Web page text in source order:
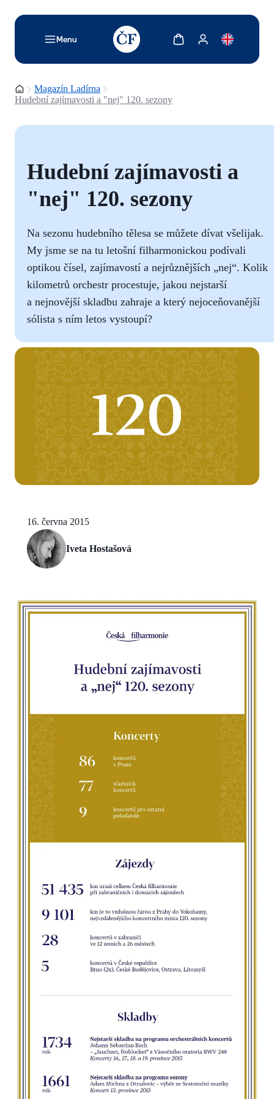
Menu
TODO: Add description for reader
Zobrazit košíkZobrazit můj účet
Domovská stránka
Magazín Ladírna
Hudební zajímavosti a "nej" 120. sezony
Hudební zajímavosti a
"nej" 120. sezony
Na sezonu hudebního tělesa se můžete dívat všelijak.
My jsme se na tu letošní filharmonickou podívali
optikou čísel, zajímavostí a nejrůznějších „nej“. Kolik
kilometrů orchestr procestuje, jakou nejstarší
a nejnovější skladbu zahraje a který nejoceňovanější
sólista s ním letos vystoupí?
16. června 2015
Iveta Hostašová